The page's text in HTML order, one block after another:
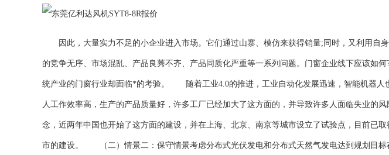
因此，大量实力不足的小企业进入市场。它们通过山寨、模仿来获得销量;同时，又利用自
的竞争无序、市场混乱、产品良莠不齐、产品同质化严重等一系列问题。门窗企业线下应该如
统产业的门窗行业却面临*的考验。 随着工业4.0的推进，工业自动化发展迅速，智能机器人
人工作效率高，生产的产品质量好，许多工厂已经加大了这方面的，并导致许多人面临失业的
念，近两年中国也开始了这方面的建设，并在上海、北京、南京等城市设立了试验点，目前已
市的建设。 （二）情景二：保守情景考虑分布式光伏发电和分布式天然气发电达到规划目标